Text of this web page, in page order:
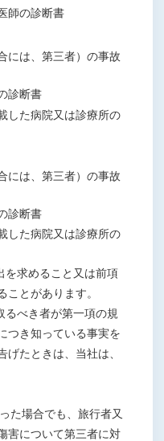
師の診断書
には、第三者）の事故
診断書
した病院又は診療所の
には、第三者）の事故
診断書
した病院又は診療所の
を求めること又は前項
ことがあります。
るべき者が第一項の規
つき知っている事実を
たときは、当社は、
た場合でも、旅行者又
害について第三者に対